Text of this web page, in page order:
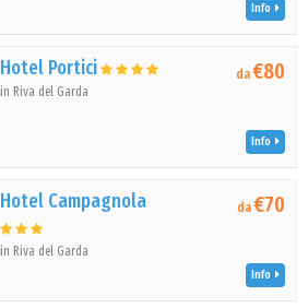
Info
Hotel Portici
in Riva del Garda
da€80
Info
Hotel Campagnola
in Riva del Garda
da€70
Info